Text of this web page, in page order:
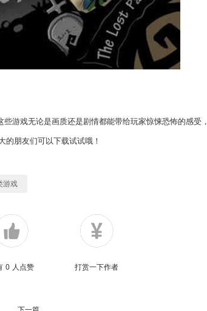
游戏无论是画质还是剧情都能带给玩家惊悚恐怖的感受，
的朋友们可以下载试试哦！
游戏
0 人点赞 打赏一下作者